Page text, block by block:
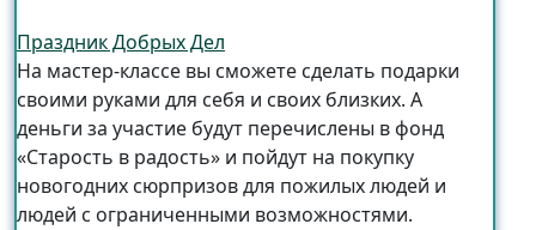
Праздник Добрых Дел
На мастер-классе вы сможете сделать подарки
своими руками для себя и своих близких. А
деньги за участие будут перечислены в фонд
«Старость в радость» и пойдут на покупку
новогодних сюрпризов для пожилых людей и
людей с ограниченными возможностями.